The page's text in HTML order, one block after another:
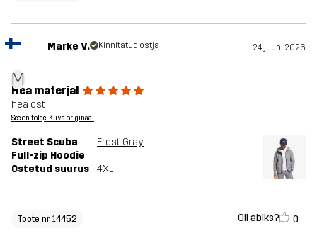
M
Marke V. Kinnitatud ostja 24. juuni 2026
Hea materjal
hea ost
See on tõlge. Kuva originaal
Street Scuba
Full-zip Hoodie
Frost Gray
Ostetud suurus 4XL
Toote nr 14452 Oli abiks? 0